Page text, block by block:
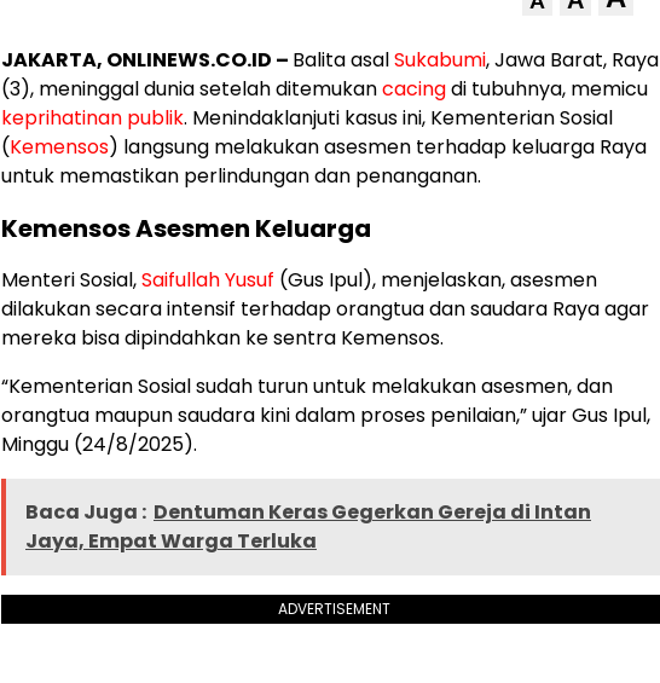
JAKARTA, ONLINEWS.CO.ID – Balita asalSukabumi, Jawa Barat, Raya
(3), meninggal dunia setelah ditemukancacingdi tubuhnya, memicu
keprihatinan publik. Menindaklanjuti kasus ini, Kementerian Sosial
(Kemensos) langsung melakukan asesmen terhadap keluarga Raya
untuk memastikan perlindungan dan penanganan.
Kemensos Asesmen Keluarga
Menteri Sosial,Saifullah Yusuf (Gus Ipul), menjelaskan, asesmen
dilakukan secara intensif terhadap orangtua dan saudara Raya agar
mereka bisa dipindahkan ke sentra Kemensos.
“Kementerian Sosial sudah turun untuk melakukan asesmen, dan
orangtua maupun saudara kini dalam proses penilaian,” ujar Gus Ipul,
Minggu (24/8/2025).
Baca Juga : Dentuman Keras Gegerkan Gereja di Intan
Jaya, Empat Warga Terluka
ADVERTISEMENT